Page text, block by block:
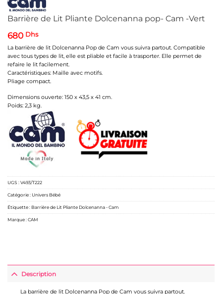
Barrière de Lit Pliante Dolcenanna pop- Cam -Vert
680 Dhs
La barrière de lit Dolcenanna Pop de Cam vous suivra partout. Compatible
avec tous types de lit, elle est pliable et facile à trasporter. Elle permet de
refaire le lit facilement.
Caractéristiques: Maille avec motifs.
Pliage compact.
Dimensions ouverte: 150 x 43,5 x 41 cm.
Poids: 2,3 kg.
UGS :V493/T222
Catégorie : Univers Bébé
Étiquette : Barrière de Lit Pliante Dolcenanna - Cam
Marque :CAM
Description
La barrière de lit Dolcenanna Pop de Cam vous suivra partout.